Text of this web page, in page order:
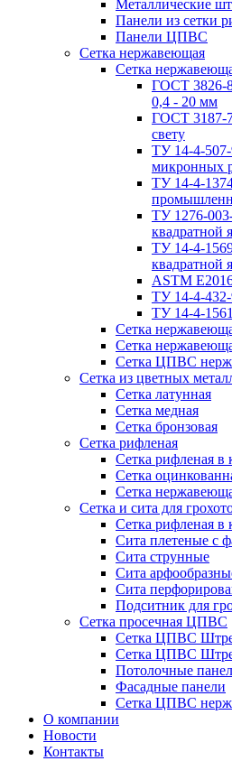
Металлические
Панели из сетки
Панели ЦПВС
Сетка нержавеющая
Сетка
ГОСТ 3826-
0,4 - 20 мм
ГОСТ 3187-
свету
ТУ 14-4-507-
микронных
ТУ 14-4-
ТУ 1276-
квадратной
ТУ 14-4-
квадратной
ASTM
ТУ 14-4-
ТУ 14-4-
Сетка
Сетка
Сетка ЦПВС
Сетка из цветных
Сетка латунная
Сетка медная
Сетка бронзовая
Сетка рифленая
Сетка рифленая в
Сетка
Сетка
Сетка и сита для
Сетка рифленая в
Сита плетеные с
Сита струнные
Сита
Сита
Подситник для
Сетка просечная ЦПВС
Сетка ЦПВС
Сетка ЦПВС
Потолочные
Фасадные панели
Сетка ЦПВС
О компании
Новости
Контакты